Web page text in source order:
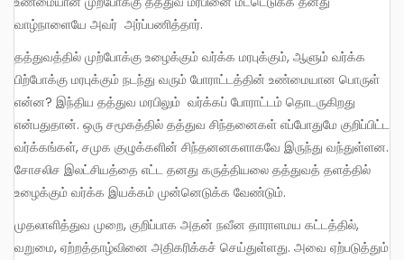
வாழ்நாளையே அவர் அர்ப்பணித்தார்.
தத்துவத்தில் முற்போக்கு உழைக்கும் வர்க்க மரபுக்கும், ஆளும் வர்க்க
பிற்போக்கு மரபுக்கும் நடந்து வரும் போராட்டத்தின் உண்மையான பொருள்
என்ன? இந்திய தத்துவ மரபிலும் வர்க்கப் போராட்டம் தொடருகிறது
என்பதுதான். ஒரு சமூகத்தில் தத்துவ சிந்தனைகள் எப்போதுமே குறிப்பிட்ட
வர்க்கங்கள், சமுக குழுக்களின் சிந்தனனகளாகவே இருந்து வந்துள்ளன.
சோசலிச இலட்சியத்தை எட்ட தனது கருத்தியலை தத்துவத் தளத்தில்
உழைக்கும் வர்க்க இயக்கம் முன்னெடுக்க வேண்டும்.
முதலாளித்துவ முறை, குறிப்பாக அதன் நவீன தாராளமய கட்டத்தில்,
வறுமை, ஏற்றத்தாழ்வினை அதிகரிக்கச் செய்துள்ளது. அவை ஏற்படுத்தும்